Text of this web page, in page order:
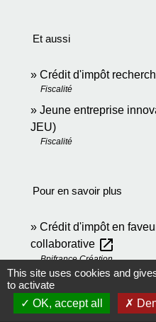
Et aussi
Crédit d'impôt
Fiscalité
Jeune entreprise
JEU)
Fiscalité
Pour en savoir plus
Crédit d'impôt en
collaborative open_in_new
Bpifrance Création
CICo - Crédit d'impôt
open_in_new
Ministère chargé de
This site uses cookies and
to activate
OK, accept all